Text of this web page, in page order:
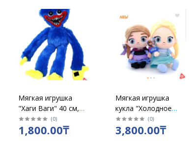
Мягкая игрушка
"Хаги Ваги" 40 см,
ассорти
(0)
1,800.00₸
Мягкая игрушка
кукла "Холодное
сердце" 37 см
(0)
3,800.00₸